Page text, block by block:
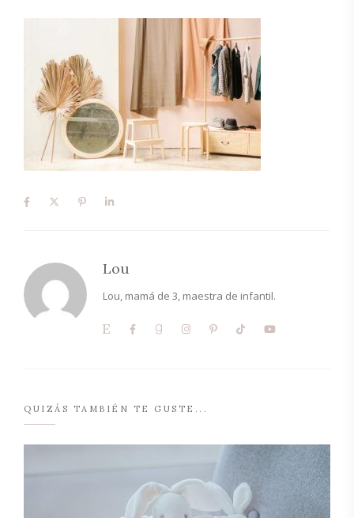
Lou
Lou, mamá de 3, maestra de infantil.
QUIZÁS TAMBIÉN TE GUSTE...